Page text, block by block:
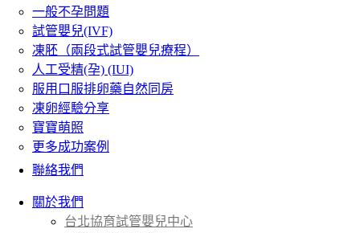
一般不孕問題
試管嬰兒(IVF)
凍胚（兩段式試管嬰兒療程）
人工受精(孕) (IUI)
服用口服排卵藥自然同房
凍卵經驗分享
寶寶萌照
更多成功案例
聯絡我們
關於我們
台北協育試管嬰兒中心